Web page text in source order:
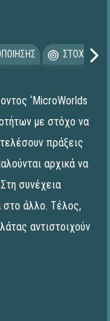
‘MicroWorlds
με στόχο να
πράξεις
αρχικά να
συνέχεια
στο άλλο. Τέλος,
αντιστοιχούν